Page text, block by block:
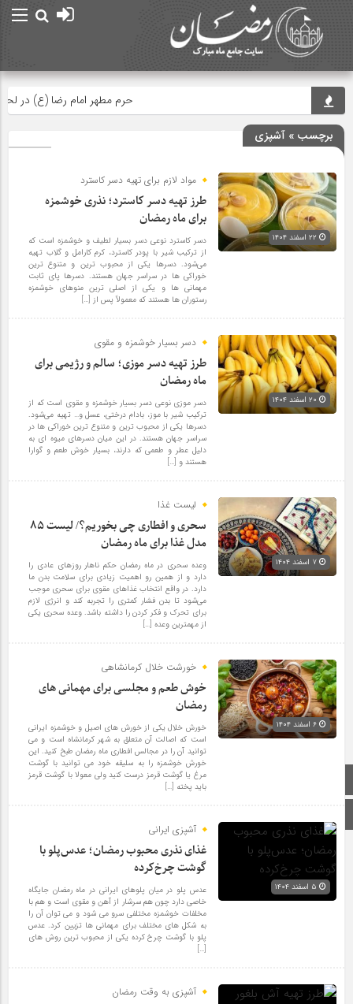
حرم مطهر امام رضا (ع) در لحظه
برچسب » آشپزی
مواد لازم برای تهیه دسر کاسترد
طرز تهیه دسر کاسترد؛ نذری خوشمزه
برای ماه رمضان
دسر کاسترد نوعی دسر بسیار لطیف و خوشمزه است که
از ترکیب شیر با پودر کاسترد، کرم کارامل و گلاب تهیه
می‌شود. دسرها یکی از محبوب ترین و متنوع ترین
خوراکی ها در سراسر جهان هستند. دسرها پای ثابت
مهمانی ها و یکی از اصلی ترین منوهای خوشمزه
رستوران ها هستند که معمولاً پس از […]
دسر بسیار خوشمزه و مقوی
طرز تهیه دسر موزی؛ سالم و رژیمی برای
ماه رمضان
دسر موزی نوعی دسر بسیار خوشمزه و مقوی است که از
ترکیب شیر با موز، بادام درختی، عسل و… تهیه می‌شود.
دسرها یکی از محبوب ترین و متنوع ترین خوراکی ها در
سراسر جهان هستند. در این میان دسرهای میوه ای به
دلیل عطر و طعمی که دارند، بسیار خوش طعم و گوارا
هستند و […]
لیست غذا
سحری و افطاری چی بخوریم؟/ لیست ۸۵
مدل غذا برای ماه رمضان
وعده سحری در ماه رمضان حکم ناهار روز‌های عادی را
دارد و از همین رو اهمیت زیادی برای سلامت بدن ما
دارد. در واقع انتخاب غذا‌های مقوی برای سحری موجب
می‌شود تا بدن فشار کمتری را تجربه کند و انرژی لازم
برای تحرک و فکر کردن را داشته باشد. وعده سحری یکی
از مهمترین وعده […]
خورشت خلال کرمانشاهی
خوش طعم و مجلسی برای مهمانی های
رمضان
خورش خلال یکی از خورش های اصیل و خوشمزه ایرانی
است که اصالت آن متعلق به شهر کرمانشاه است و می
توانید آن را در مجالس افطاری ماه رمضان طبخ کنید. این
خورش خوشمزه را به سلیقه خود می توانید با گوشت
مرغ یا گوشت قرمز درست کنید ولی معولا با گوشت قرمز
باید پخته […]
آشپزی ایرانی
غذای نذری محبوب رمضان؛ عدس‌پلو با
گوشت چرخ‌کرده
عدس پلو در میان پلوهای ایرانی در ماه رمضان جایگاه
خاصی دارد چون هم سرشار از آهن و مقوی است و هم با
مخلفات خوشمزه مختلفی سرو می شود و می توان آن را
به شکل های مختلف برای مهمانی ها تزیین کرد. عدس
پلو با گوشت چرخ کرده یکی از محبوب ترین روش های
[…]
آشپزی به وقت رمضان